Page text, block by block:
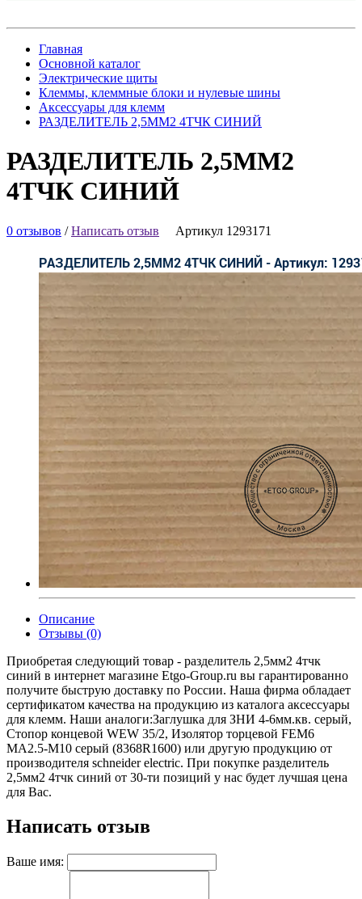
Главная
Основной каталог
Электрические щиты
Клеммы, клеммные блоки и нулевые шины
Аксессуары для клемм
РАЗДЕЛИТЕЛЬ 2,5ММ2 4ТЧК СИНИЙ
РАЗДЕЛИТЕЛЬ 2,5ММ2
4ТЧК СИНИЙ
0 отзывов /Написать отзыв Артикул 1293171
Описание
Отзывы (0)
Приобретая следующий товар - разделитель 2,5мм2 4тчк
синий в интернет магазине Etgo-Group.ru вы гарантированно
получите быструю доставку по России. Наша фирма обладает
сертификатом качества на продукцию из каталога аксессуары
для клемм. Наши аналоги:Заглушка для ЗНИ 4-6мм.кв. серый,
Стопор концевой WEW 35/2, Изолятор торцевой FEM6
MA2.5-M10 серый (8368R1600) или другую продукцию от
производителя schneider electric. При покупке разделитель
2,5мм2 4тчк синий от 30-ти позиций у нас будет лучшая цена
для Вас.
Написать отзыв
Ваше имя: